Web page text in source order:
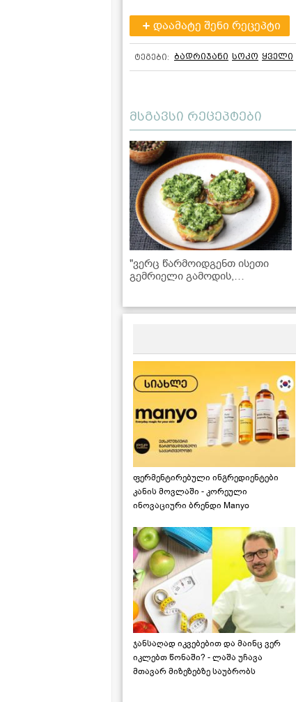
დაამატე შენი რეცეპტი
ტეგები: ბადრიჯანი სოკო ყველი
მსგავსი რეცეპტები
"ვერც წარმოიდგენთ ისეთი
გემრიელი გამოდის,
პესტოთი
ფერმენტირებული ინგრედიენტები
კანის მოვლაში - კორეული
ინოვაციური ბრენდი Manyo
ჯანსაღად იკვებებით და მაინც ვერ
იკლებთ წონაში? - ლაშა უჩავა
მთავარ მიზეზებზე საუბრობს